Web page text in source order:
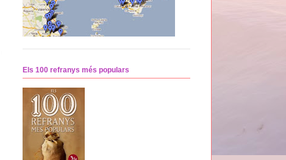
Els 100 refranys més populars